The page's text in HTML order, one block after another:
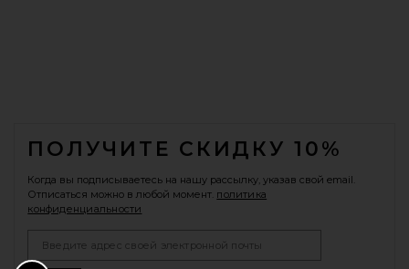
ПОЛУЧИТЕ СКИДКУ 10%
Когда вы подписываетесь на нашу рассылку, указав свой email.
Отписаться можно в любой момент. политика
конфиденциальности